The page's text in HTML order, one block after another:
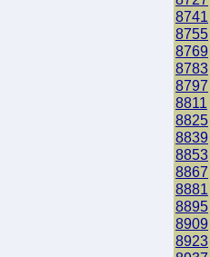
8741
8755
8769
8783
8797
8811
8825
8839
8853
8867
8881
8895
8909
8923